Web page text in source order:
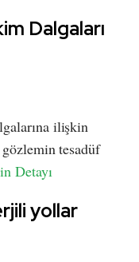
Dalgaları
ilişkin
tesadüf
Detayı
yollar